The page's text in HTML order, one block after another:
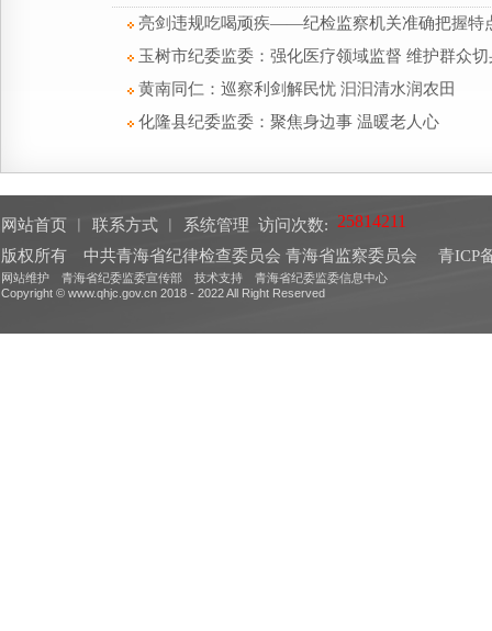
亮剑违规吃喝顽疾——纪检监察机关准确把握特
玉树市纪委监委：强化医疗领域监督 维护群众
黄南同仁：巡察利剑解民忧 汩汩清水润农田
化隆县纪委监委：聚焦身边事 温暖老人心
网站首页 联系方式 系统管理 访问次数:
版权所有 中共青海省纪律检查委员会 青海省监察委员会
青ICP
网站维护 青海省纪委监委宣传部 技术支持 青海省纪委监委信息中心
Copyright © www.qhjc.gov.cn 2018 - 2022 All Right Reserved